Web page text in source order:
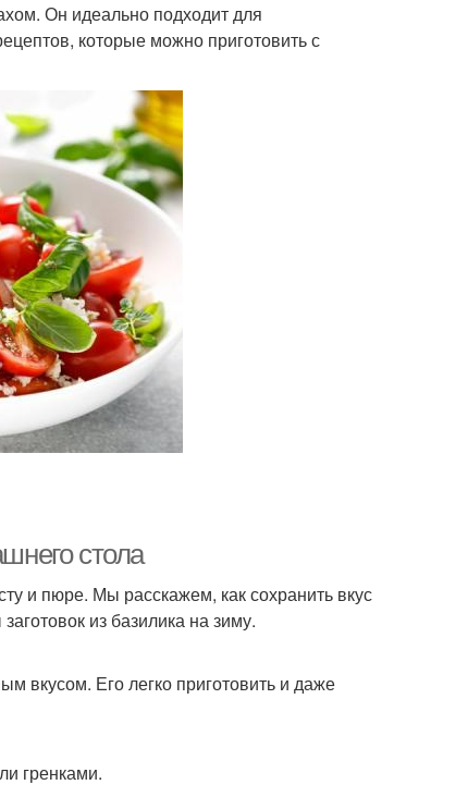
Он идеально подходит для
которые можно приготовить с
стола
и пюре. Мы расскажем, как сохранить вкус
из базилика на зиму.
вкусом. Его легко приготовить и даже
гренками.